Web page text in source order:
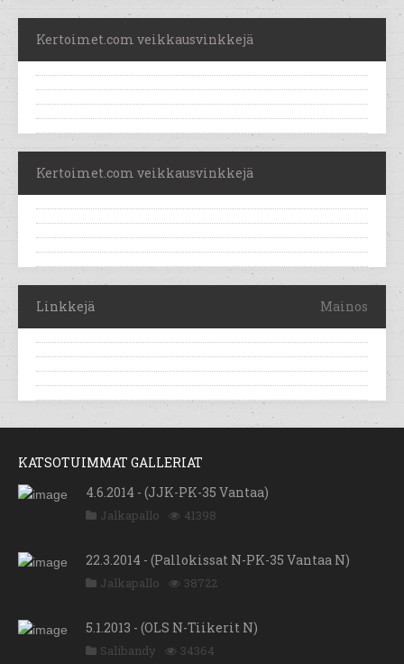
Kertoimet.com veikkausvinkkejä
Kertoimet.com veikkausvinkkejä
Linkkejä Mainos
KATSOTUIMMAT GALLERIAT
4.6.2014 - (JJK-PK-35 Vantaa)
Jalkapallo 41398
22.3.2014 - (Pallokissat N-PK-35 Vantaa N)
Jalkapallo 38722
5.1.2013 - (OLS N-Tiikerit N)
Salibandy 34364